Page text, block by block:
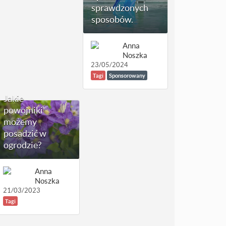
sprawdzonych
sposobów.
Anna
Noszka
23/05/2024
Tagi Sponsorowany
Jakie
powojniki
możemy
posadzić w
ogrodzie?
Anna
Noszka
21/03/2023
Tagi